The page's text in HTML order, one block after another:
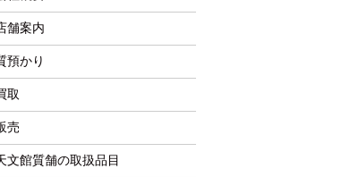
舗案内
預かり
取
売
文館質舗の取扱品目